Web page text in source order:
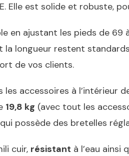
Elle est solide et robuste,
en ajustant les pieds de 69
la longueur restent
de vos clients.
accessoires à l’intérieur
19,8 kg (avec tout les
possède des bretelles
cuir, résistant à l’eau ainsi